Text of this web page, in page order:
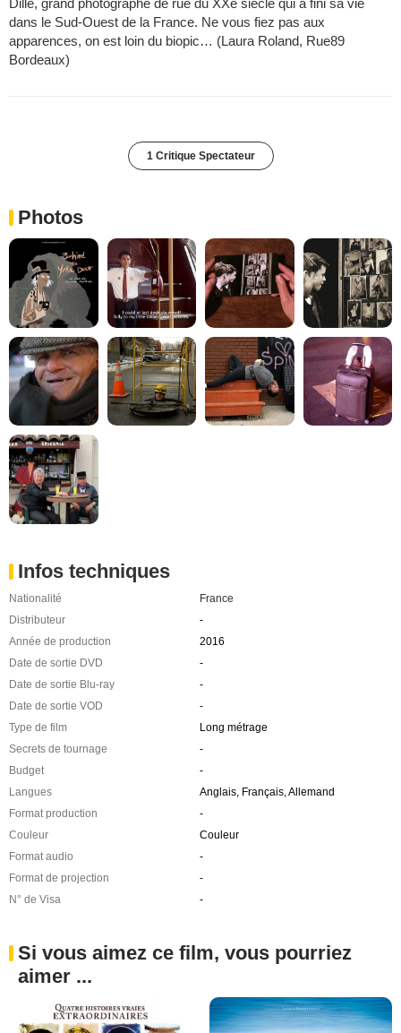
Dille, grand photographe de rue du XXe siècle qui a fini sa vie
dans le Sud-Ouest de la France. Ne vous fiez pas aux
apparences, on est loin du biopic… (Laura Roland, Rue89
Bordeaux)
1 Critique Spectateur
Photos
Infos techniques
Nationalité
France
Distributeur
-
Année de production
2016
Date de sortie DVD
-
Date de sortie Blu-ray
-
Date de sortie VOD
-
Type de film
Long métrage
Secrets de tournage
-
Budget
-
Langues
Anglais, Français, Allemand
Format production
-
Couleur
Couleur
Format audio
-
Format de projection
-
N° de Visa
-
Si vous aimez ce film, vous pourriez
aimer ...